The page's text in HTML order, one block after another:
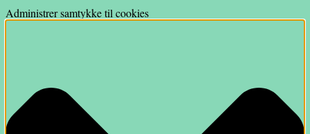
Administrer samtykke til cookies